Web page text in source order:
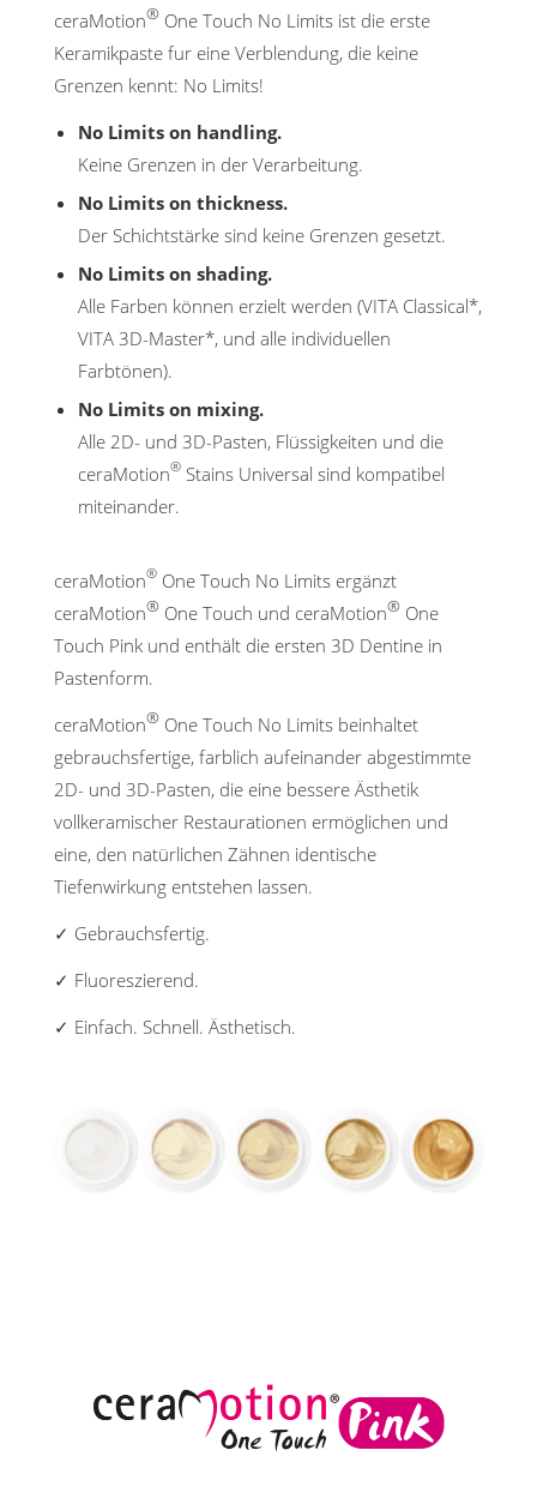
ceraMotion® One Touch No Limits ist die erste
Keramikpaste fur eine Verblendung, die keine
Grenzen kennt: No Limits!
No Limits on handling.
Keine Grenzen in der Verarbeitung.
No Limits on thickness.
Der Schichtstärke sind keine Grenzen gesetzt.
No Limits on shading.
Alle Farben können erzielt werden (VITA Classical*,
VITA 3D-Master*, und alle individuellen
Farbtönen).
No Limits on mixing.
Alle 2D- und 3D-Pasten, Flüssigkeiten und die
ceraMotion® Stains Universal sind kompatibel
miteinander.
ceraMotion® One Touch No Limits ergänzt
ceraMotion® One Touch und ceraMotion® One
Touch Pink und enthält die ersten 3D Dentine in
Pastenform.
ceraMotion® One Touch No Limits beinhaltet
gebrauchsfertige, farblich aufeinander abgestimmte
2D- und 3D-Pasten, die eine bessere Ästhetik
vollkeramischer Restaurationen ermöglichen und
eine, den natürlichen Zähnen identische
Tiefenwirkung entstehen lassen.
✓ Gebrauchsfertig.
✓ Fluoreszierend.
✓ Einfach. Schnell. Ästhetisch.